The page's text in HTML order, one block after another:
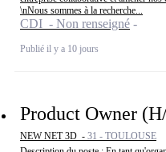
\nNous sommes à la recherche...
CDI - Non renseigné
Publié il y a 10 jours
Product Owner
NEW NET 3D - 31 - TOULOUSE